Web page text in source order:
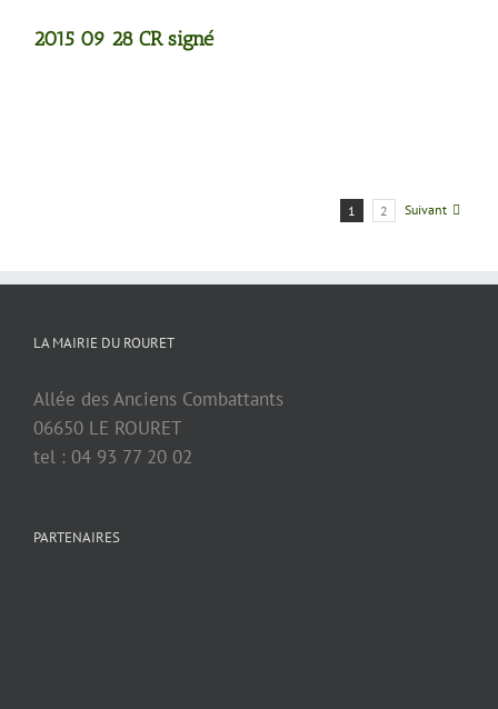
2015 09 28 CR signé
1 2 Suivant
LA MAIRIE DU ROURET
Allée des Anciens Combattants
06650 LE ROURET
tel : 04 93 77 20 02
PARTENAIRES